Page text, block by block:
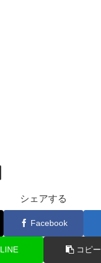
シェアする
Facebook
LINE コピー